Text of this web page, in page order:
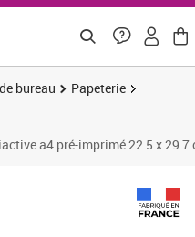
bureau
Papeterie
a4 pré-imprimé 22 5 x 29 7